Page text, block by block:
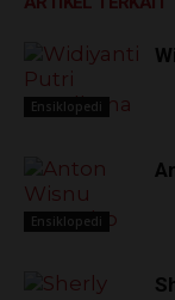
Ensiklopedi
Ensiklopedi